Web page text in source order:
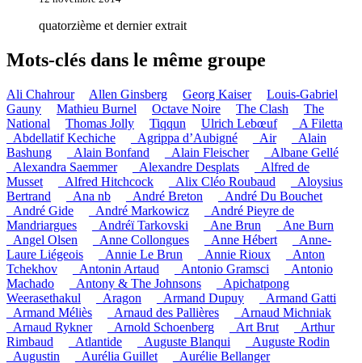
quatorzième et dernier extrait
Mots-clés dans le même groupe
Ali Chahrour Allen Ginsberg Georg Kaiser
Louis-Gabriel
Gauny
Mathieu Burnel Octave Noire The Clash
The
National
Thomas Jolly Tiqqun Ulrich Lebœuf
_A Filetta
_Abdellatif Kechiche
_Agrippa d’Aubigné _Air
_Alain
Bashung
_Alain Bonfand _Alain Fleischer
_Albane Gellé
_Alexandra Saemmer
_Alexandre Desplats
_Alfred de
Musset
_Alfred Hitchcock _Alix Cléo Roubaud
_Aloysius
Bertrand
_Ana nb _André Breton
_André Du Bouchet
_André Gide
_André Markowicz
_André Pieyre de
Mandriargues
_Andréï Tarkovski _Ane Brun
_Ane Burn
_Angel Olsen
_Anne Collongues _Anne Hébert
_Anne-
Laure Liégeois
_Annie Le Brun _Annie Rioux
_Anton
Tchekhov
_Antonin Artaud _Antonio Gramsci
_Antonio
Machado
_Antony & The Johnsons
_Apichatpong
Weerasethakul
_Aragon _Armand Dupuy
_Armand Gatti
_Armand Méliès
_Arnaud des Pallières
_Arnaud Michniak
_Arnaud Rykner
_Arnold Schoenberg _Art Brut
_Arthur
Rimbaud
_Atlantide _Auguste Blanqui
_Auguste Rodin
_Augustin
_Aurélia Guillet
_Aurélie Bellanger